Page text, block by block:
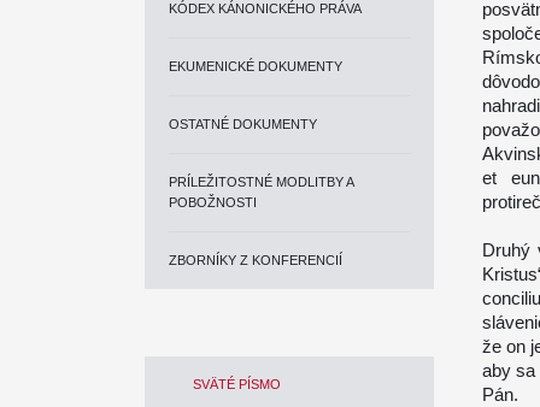
KÓDEX KÁNONICKÉHO PRÁVA
EKUMENICKÉ DOKUMENTY
OSTATNÉ DOKUMENTY
PRÍLEŽITOSTNÉ MODLITBY A
POBOŽNOSTI
ZBORNÍKY Z KONFERENCIÍ
SVÄTÉ PÍSMO
et
Druhý
že on
aby sa
Pán.